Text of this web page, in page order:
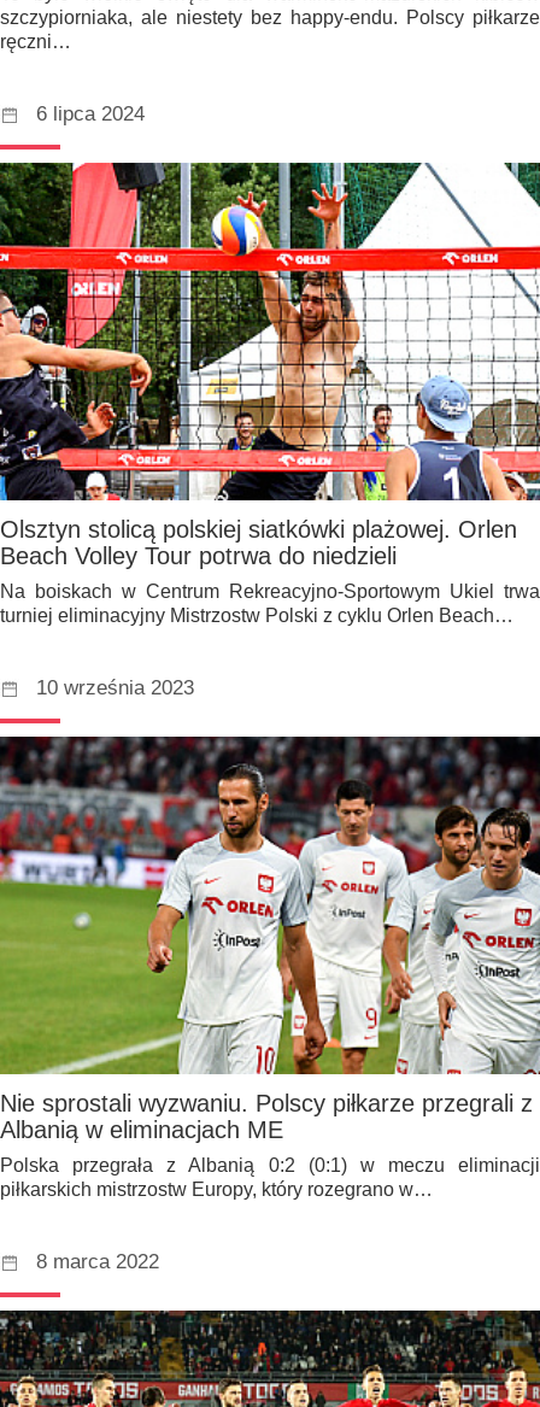
szczypiorniaka, ale niestety bez happy-endu. Polscy piłkarze
ręczni…
6 lipca 2024
Olsztyn stolicą polskiej siatkówki plażowej. Orlen
Beach Volley Tour potrwa do niedzieli
Na boiskach w Centrum Rekreacyjno-Sportowym Ukiel trwa
turniej eliminacyjny Mistrzostw Polski z cyklu Orlen Beach…
10 września 2023
Nie sprostali wyzwaniu. Polscy piłkarze przegrali z
Albanią w eliminacjach ME
Polska przegrała z Albanią 0:2 (0:1) w meczu eliminacji
piłkarskich mistrzostw Europy, który rozegrano w…
8 marca 2022